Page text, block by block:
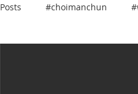
#choimanchun